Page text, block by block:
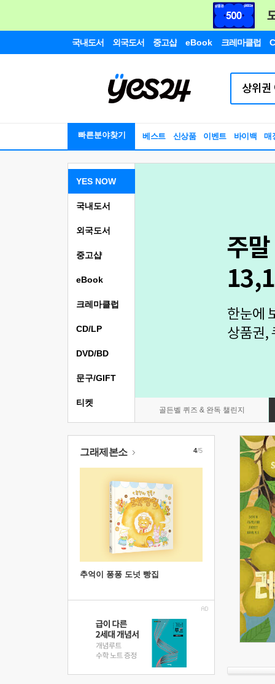
국내도서 외국도서 중고샵 eBook 크레마클럽
빠른분야찾기 베스트 신상품 이벤트 바이백 매
YES NOW
골든벨 퀴즈 & 완독 챌린지
국내도서
외국도서
중고샵
eBook
크레마클럽
CD/LP
DVD/BD
문구/GIFT
티켓
그래제본소
추억이 퐁퐁 도넛 빵집
4/5